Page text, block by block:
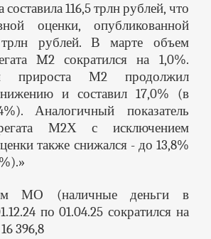
составила 116,5 трлн рублей, что
оценки, опубликованной
рублей. В марте объем
M2 сократился на 1,0%.
прироста М2 продолжил
и составил 17,0% (в
Аналогичный показатель
М2Х с исключением
также снижался - до 13,8%
МО (наличные деньги в
по 01.04.25 сократился на
396,8